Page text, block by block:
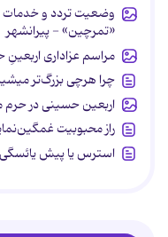
وضعیت تردد و خدمات
«تمرچین» - پیرانشهر
مراسم عزاداری
چرا هرچی بزرگ‌تر
اربعین حسینی در حرم
راز محبوبیت
استرس یا پیش